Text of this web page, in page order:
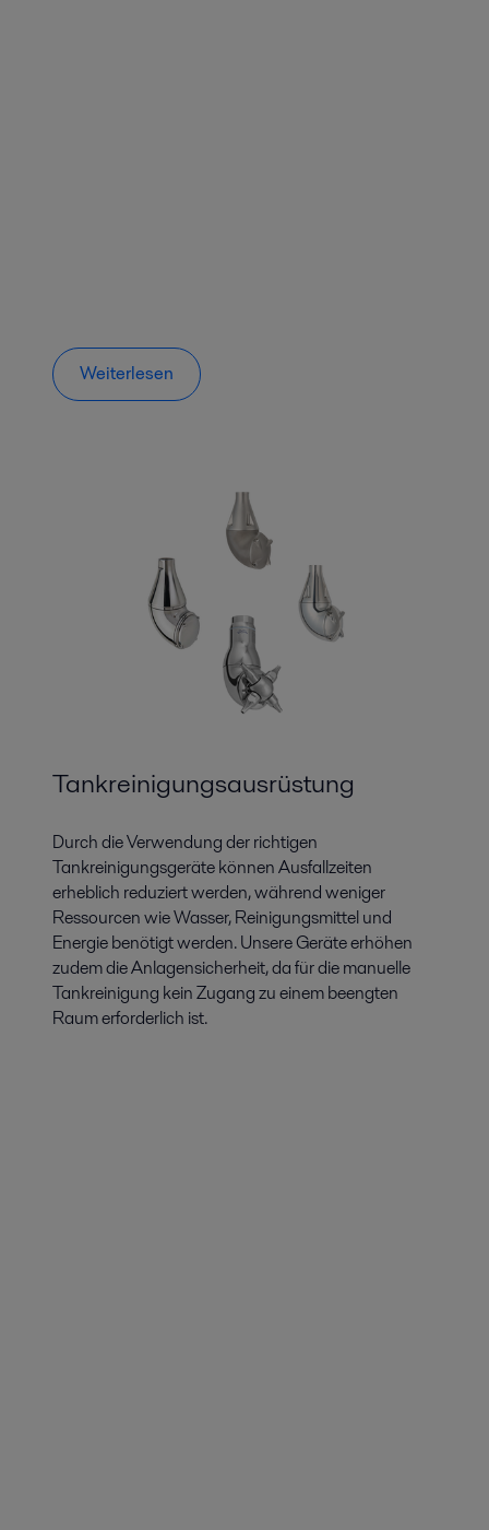
Weiterlesen
Tankreinigungsausrüstung
Durch die Verwendung der richtigen
Tankreinigungsgeräte können Ausfallzeiten
erheblich reduziert werden, während weniger
Ressourcen wie Wasser, Reinigungsmittel und
Energie benötigt werden. Unsere Geräte erhöhen
zudem die Anlagensicherheit, da für die manuelle
Tankreinigung kein Zugang zu einem beengten
Raum erforderlich ist.